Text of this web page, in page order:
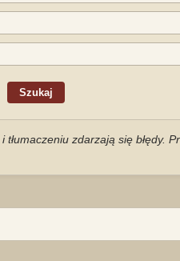
zdarzają się błędy.